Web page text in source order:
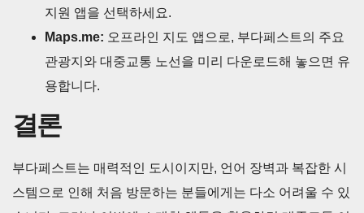
지원 앱을 선택하세요.
Maps.me: 오프라인 지도 앱으로, 부다페스트의 주요
관광지와 대중교통 노선을 미리 다운로드해 놓으면 유
용합니다.
결론
부다페스트는 매력적인 도시이지만, 언어 장벽과 복잡한 시
스템으로 인해 처음 방문하는 분들에게는 다소 어려울 수 있